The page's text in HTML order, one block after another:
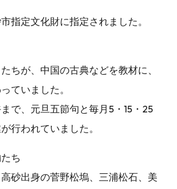
指定文化財に指定されました。
ちが、中国の古典などを教材に、
ていました。
で、元旦五節句と毎月5・15・25
行われていました。
ち
砂出身の菅野松塢、三浦松石、美